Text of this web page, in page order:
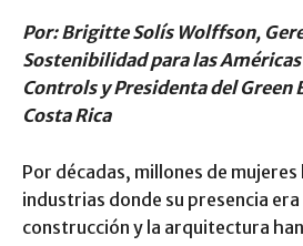
Por: Brigitte Solís Wolffson,
Sostenibilidad para las Américas
Controls y Presidenta del Green
Costa Rica
Por décadas, millones de mujeres
industrias donde su presencia era
construcción y la arquitectura